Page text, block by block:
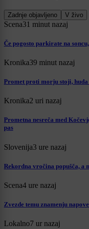
Zadnje objavljeno V živo
Scena31 minut nazaj
Če pogosto parkirate na
Kronika39 minut nazaj
Promet proti morju stoji, huda
Kronika2 uri nazaj
Prometna nesreča med
pas
Slovenija3 ure nazaj
Rekordna vročina popušča, a
Scena4 ure nazaj
Zvezde temu znamenju
Lokalno7 ur nazaj